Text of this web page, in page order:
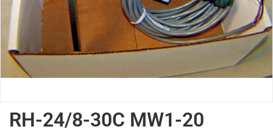
RH-24/8-30C MW1-20